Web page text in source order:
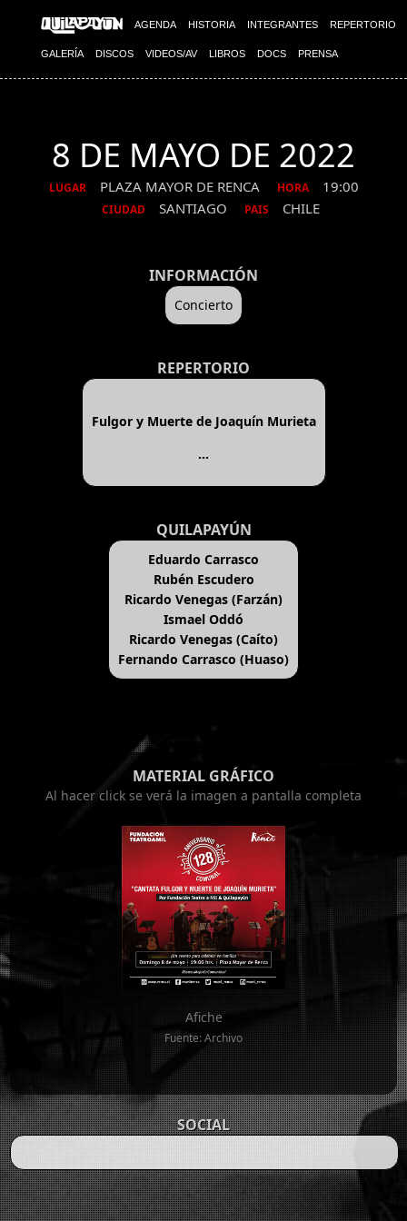
AGENDA HISTORIA INTEGRANTES REPERTORIO
GALERÍA DISCOS VIDEOS/AV LIBROS DOCS PRENSA
8 DE MAYO DE 2022
LUGAR PLAZA MAYOR DE RENCA HORA 19:00
CIUDAD SANTIAGO PAIS CHILE
INFORMACIÓN
Concierto
REPERTORIO
Fulgor y Muerte de Joaquín Murieta
...
QUILAPAYÚN
Eduardo Carrasco
Rubén Escudero
Ricardo Venegas (Farzán)
Ismael Oddó
Ricardo Venegas (Caíto)
Fernando Carrasco (Huaso)
MATERIAL GRÁFICO
Al hacer click se verá la imagen a pantalla completa
Afiche
Fuente: Archivo
SOCIAL